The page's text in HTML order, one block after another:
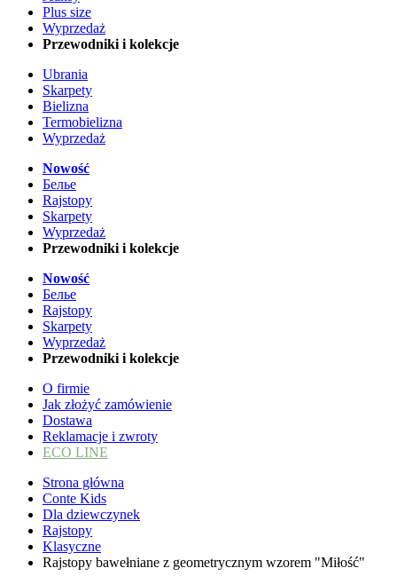
Plus size
Wyprzedaż
Przewodniki i kolekcje
Ubrania
Skarpety
Bielizna
Termobielizna
Wyprzedaż
Nowość
Белье
Rajstopy
Skarpety
Wyprzedaż
Przewodniki i kolekcje
Nowość
Белье
Rajstopy
Skarpety
Wyprzedaż
Przewodniki i kolekcje
O firmie
Jak złożyć zamówienie
Dostawa
Reklamacje i zwroty
ECO LINE
Strona główna
Conte Kids
Dla dziewczynek
Rajstopy
Klasyczne
Rajstopy bawełniane z geometrycznym wzorem "Miłość"